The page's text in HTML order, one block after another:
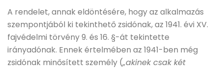
A rendelet, annak eldöntésére, hogy az alkalmazás
szempontjából ki tekinthető zsidónak, az 1941. évi XV.
fajvédelmi törvény 9. és 16. §-át tekintette
irányadónak. Ennek értelmében az 1941-ben még
zsidónak minősített személy („akinek csak két